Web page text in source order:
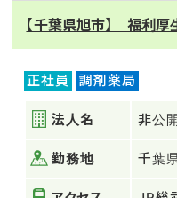
【千葉県旭市】 福利厚
正社員 調剤薬局
法人名 非公
勤務地 千葉